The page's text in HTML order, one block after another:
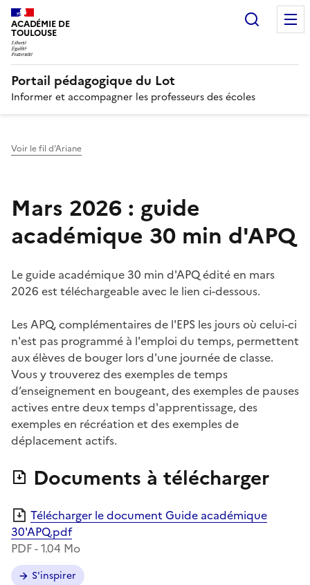
ACADÉMIE DE
TOULOUSE
Portail pédagogique du Lot
Informer et accompagner les professeurs des écoles
Voir le fil d’Ariane
Mars 2026 : guide
académique 30 min d'APQ
Le guide académique 30 min d'APQ édité en mars
2026 est téléchargeable avec le lien ci-dessous.
Les APQ, complémentaires de l'EPS les jours où celui-ci
n'est pas programmé à l'emploi du temps, permettent
aux élèves de bouger lors d'une journée de classe.
Vous y trouverez des exemples de temps
d’enseignement en bougeant, des exemples de pauses
actives entre deux temps d'apprentissage, des
exemples en récréation et des exemples de
déplacement actifs.
Documents à télécharger
Télécharger le document Guide académique
30'APQ.pdf
PDF - 1.04 Mo
S'inspirer